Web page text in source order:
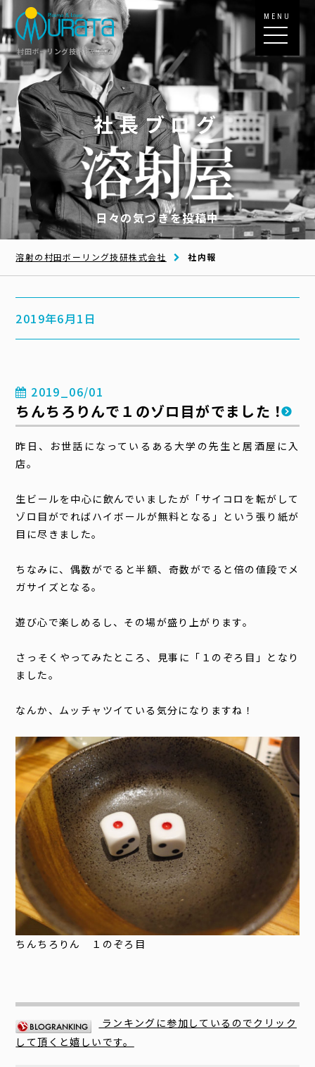
村田ボーリング技研株式会社
MENU
社長ブログ
日々の気づきを投稿中
溶射の村田ボーリング技研株式会社 社内報
2019年6月1日
2019_06/01
ちんちろりんで１のゾロ目がでました！
昨日、お世話になっているある大学の先生と居酒屋に入
店。
生ビールを中心に飲んでいましたが「サイコロを転がして
ゾロ目がでればハイボールが無料となる」という張り紙が
目に尽きました。
ちなみに、偶数がでると半額、奇数がでると倍の値段でメ
ガサイズとなる。
遊び心で楽しめるし、その場が盛り上がります。
さっそくやってみたところ、見事に「１のぞろ目」となり
ました。
なんか、ムッチャツイている気分になりますね！
ちんちろりん １のぞろ目
ランキングに参加しているのでクリック
して頂くと嬉しいです。